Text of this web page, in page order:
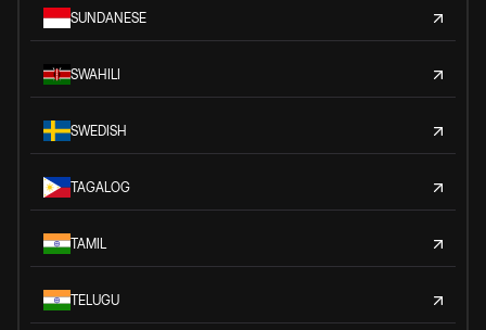
SUNDANESE
SWAHILI
SWEDISH
TAGALOG
TAMIL
TELUGU